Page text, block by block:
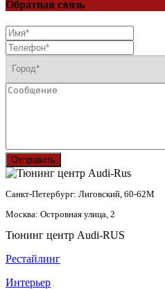
Обратная связь
Отправить
Санкт-Петербург: Лиговский, 60-62М
Москва: Островная улица, 2
Тюнинг центр Audi-RUS
Рестайлинг
Интерьер